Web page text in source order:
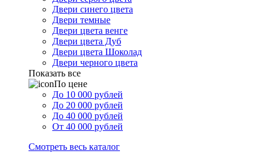
Двери синего цвета
Двери темные
Двери цвета венге
Двери цвета Дуб
Двери цвета Шоколад
Двери черного цвета
Показать все
По цене
До 10 000 рублей
До 20 000 рублей
До 40 000 рублей
От 40 000 рублей
Смотреть весь каталог